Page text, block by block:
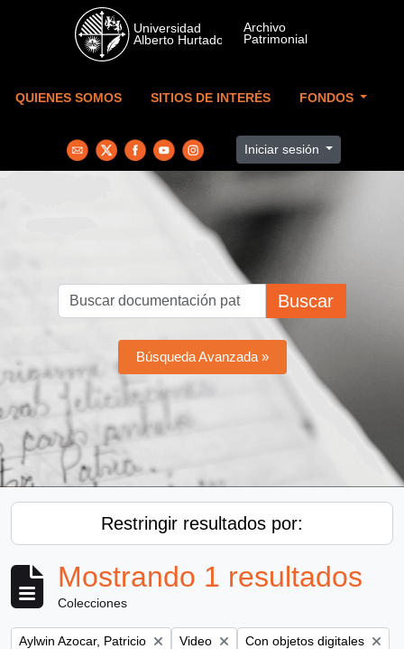
Skip to main content
QUIENES SOMOS SITIOS DE INTERÉS FONDOS
Iniciar sesión
Buscar
Búsqueda Avanzada »
Restringir resultados por:
Mostrando 1 resultados
Colecciones
Remove filter:
Aylwin Azocar, Patricio Remove filter:
Video Remove filter:
Con objetos digitales